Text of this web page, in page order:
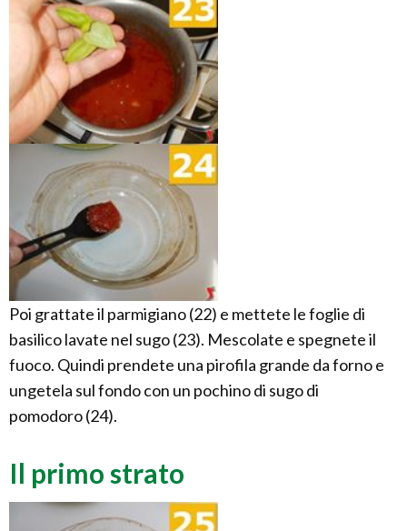
Poi grattate il parmigiano (22) e mettete le foglie di
basilico lavate nel sugo (23). Mescolate e spegnete il
fuoco. Quindi prendete una pirofila grande da forno e
ungetela sul fondo con un pochino di sugo di
pomodoro (24).
Il primo strato